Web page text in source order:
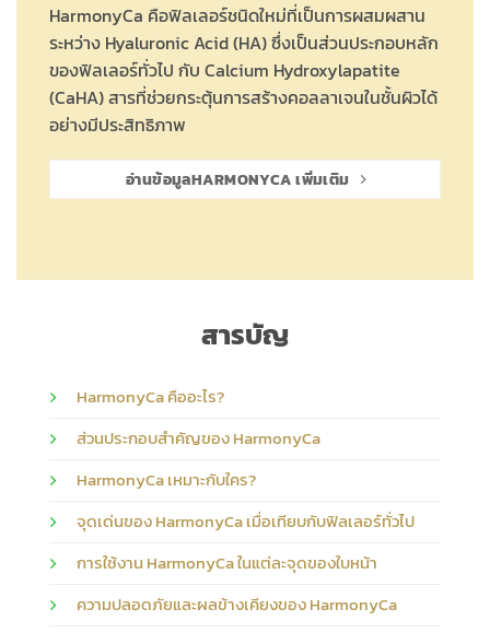
HarmonyCa คือฟิลเลอร์ชนิดใหม่ที่เป็นการผสมผสาน
ระหว่าง Hyaluronic Acid (HA) ซึ่งเป็นส่วนประกอบหลัก
ของฟิลเลอร์ทั่วไป กับ Calcium Hydroxylapatite
(CaHA) สารที่ช่วยกระตุ้นการสร้างคอลลาเจนในชั้นผิวได้
อย่างมีประสิทธิภาพ
อ่านข้อมูลHARMONYCA เพิ่มเติม
สารบัญ
HarmonyCa คืออะไร?
ส่วนประกอบสำคัญของ HarmonyCa
HarmonyCa เหมาะกับใคร?
จุดเด่นของ HarmonyCa เมื่อเทียบกับฟิลเลอร์ทั่วไป
การใช้งาน HarmonyCa ในแต่ละจุดของใบหน้า
ความปลอดภัยและผลข้างเคียงของ HarmonyCa